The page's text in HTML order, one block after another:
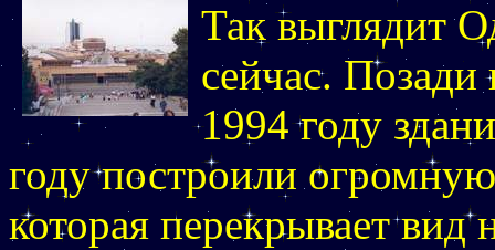
Так выглядит
сейчас. Позади
1994 году
году построили
которая перекрывает вид